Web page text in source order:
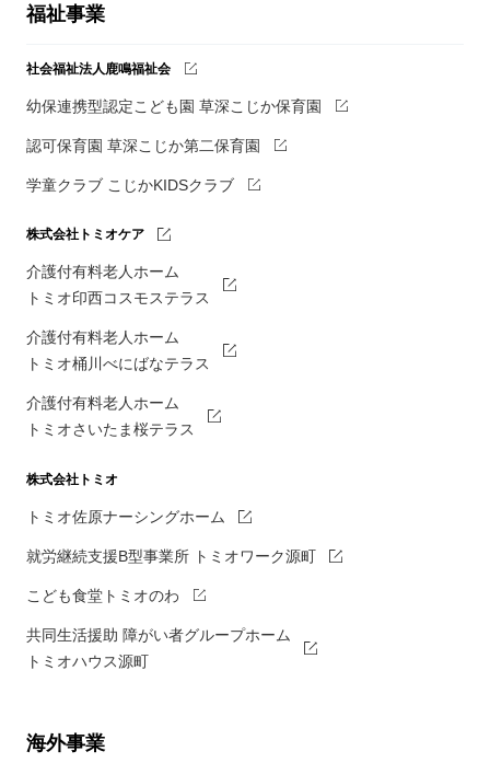
福祉事業
社会福祉法人鹿鳴福祉会
幼保連携型認定こども園 草深こじか保育園
認可保育園 草深こじか第二保育園
学童クラブ こじかKIDSクラブ
株式会社トミオケア
介護付有料老人ホーム
トミオ印西コスモステラス
介護付有料老人ホーム
トミオ桶川べにばなテラス
介護付有料老人ホーム
トミオさいたま桜テラス
株式会社トミオ
トミオ佐原ナーシングホーム
就労継続支援B型事業所 トミオワーク源町
こども食堂トミオのわ
共同生活援助 障がい者グループホーム
トミオハウス源町
海外事業